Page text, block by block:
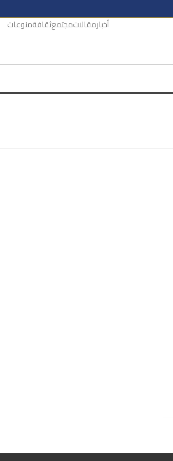
أخبارمقالاتمجتمعثقافةمنوعات